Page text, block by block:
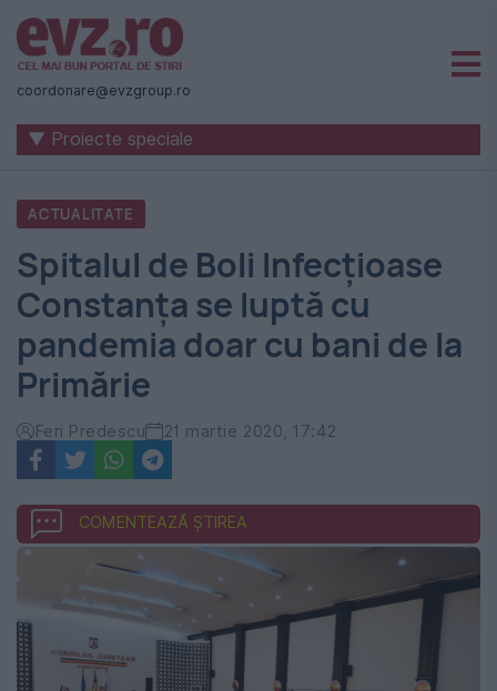
Știri
naționale
internaționale
România
-
Evenimentul
Zilei
coordonare@evzgroup.ro
▼ Proiecte speciale
ACTUALITATE
Spitalul de Boli Infecțioase
Constanța se luptă cu
pandemia doar cu bani de la
Primărie
Feri Predescu 21 martie 2020, 17:42
COMENTEAZĂ ȘTIREA